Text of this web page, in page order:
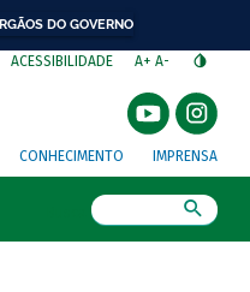
DO GOVERNO
ACESSIBILIDADE A+ A-
CONHECIMENTO IMPRENSA